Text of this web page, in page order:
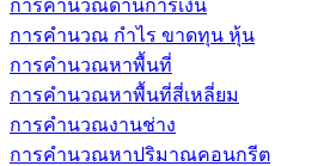
การคำนวณด้านการเงิน
การคำนวณ กำไร ขาดทุน หุ้น
การคำนวณหาพื้นที่
การคำนวณหาพื้นที่สี่เหลี่ยม
การคำนวณงานช่าง
การคำนวณหาปริมาณคอนกรีต